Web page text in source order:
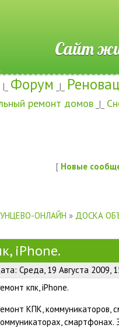
Сайт
|_ Форум _|_
ремонт домов _|_
[ Новые
ОНЛАЙН » ДОСКА
iPhone.
Среда, 19 Августа 2009,
кпк, iPhone.
КПК, коммуникаторов,
смартфонах.